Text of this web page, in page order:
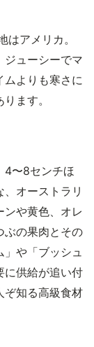
アメリカ。
ジューシーでマ
ムよりも寒さに
ます。
4〜8センチほ
オーストラリ
ンや黄色、オレ
ぶの果肉とその
や「ブッシュ
に供給が追い付
ぞ知る高級食材